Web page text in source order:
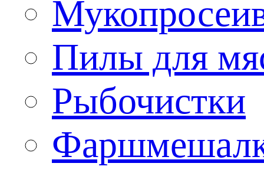
Пилы для
Рыбочистки